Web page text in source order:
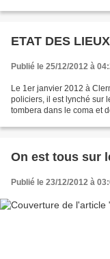
ETAT DES
Publié le 25/12/2012 à
Le 1er janvier 2012 à
policiers, il est lynché sur
tombera dans le coma et
On est tous sur
Publié le 23/12/2012 à